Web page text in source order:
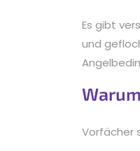
Es gibt
und
Vorfächer